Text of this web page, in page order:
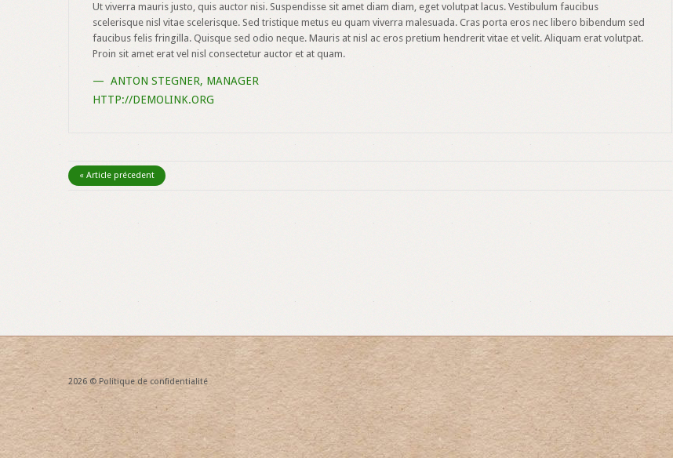
Ut viverra mauris justo, quis auctor nisi. Suspendisse sit amet diam diam, eget volutpat lacus. Vestibulum faucibus
scelerisque nisl vitae scelerisque. Sed tristique metus eu quam viverra malesuada. Cras porta eros nec libero bibendum sed
faucibus felis fringilla. Quisque sed odio neque. Mauris at nisl ac eros pretium hendrerit vitae et velit. Aliquam erat volutpat.
Proin sit amet erat vel nisl consectetur auctor et at quam.
ANTON STEGNER, MANAGER
HTTP://DEMOLINK.ORG
« Article précedent
2026 © Politique de confidentialité